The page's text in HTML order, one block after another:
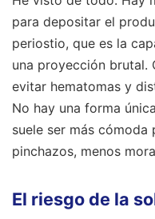
para depositar el
periostio, que es la
una proyección brutal.
evitar hematomas y
No hay una forma
suele ser más cómoda
pinchazos, menos
El riesgo de la